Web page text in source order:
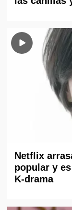
Netflix
popular y
K-drama